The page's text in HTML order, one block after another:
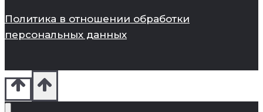
Политика в отношении обработки
персональных данных